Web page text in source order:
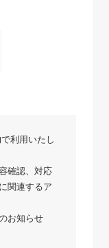
利用いたし
確認、対応
関連するア
お知らせ